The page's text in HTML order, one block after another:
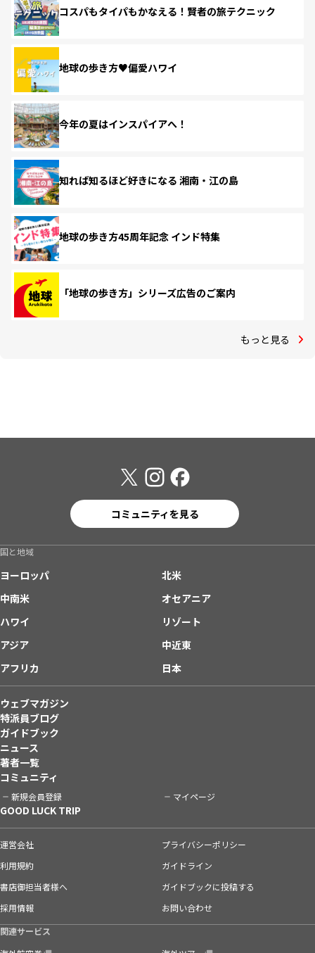
コスパもタイパもかなえる！賢者の旅テクニック
地球の歩き方♥偏愛ハワイ
今年の夏はインスパイアへ！
知れば知るほど好きになる 湘南・江の島
地球の歩き方45周年記念 インド特集
「地球の歩き方」シリーズ広告のご案内
もっと見る
コミュニティを見る
国と地域
ヨーロッパ
北米
中南米
オセアニア
ハワイ
リゾート
アジア
中近東
アフリカ
日本
ウェブマガジン
特派員ブログ
ガイドブック
ニュース
著者一覧
コミュニティ
新規会員登録 マイページ
GOOD LUCK TRIP
運営会社
プライバシーポリシー
利用規約
ガイドライン
書店御担当者様へ
ガイドブックに投稿する
採用情報
お問い合わせ
関連サービス